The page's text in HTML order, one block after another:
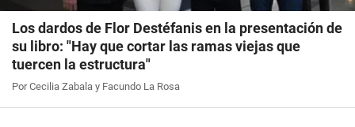
Los dardos de Flor Destéfanis en la presentación de
su libro: "Hay que cortar las ramas viejas que
tuercen la estructura"
Por Cecilia Zabala y Facundo La Rosa